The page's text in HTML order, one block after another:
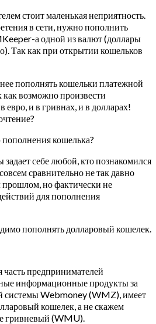
стоит маленькая неприятность.
в сети, нужно пополнить
а одной из валют (доллары
Так как при открытии кошельков
пополнять кошельки платежной
возможно произвести
евро, и в гривнах, и в долларах!
кошелька?
задает себе любой, кто познакомился
сравнительно не так давно
прошлом, но фактически не
для пополнения
пополнять долларовый кошелек.
часть предпринимателей
информационные продукты за
Webmoney (WMZ), имеет
кошелек, а не скажем
гривневый (WMU).